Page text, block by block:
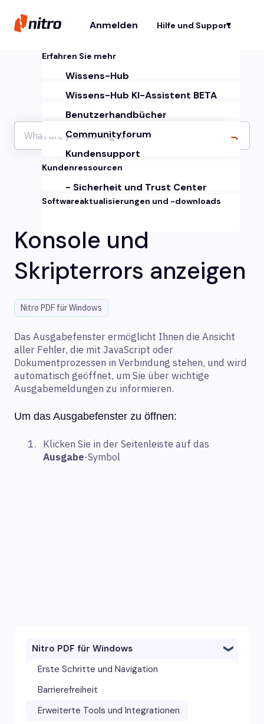
Anmelden Hilfe und Support
Erfahren Sie mehr
Wissens-Hub
Wissens-Hub KI-Assistent BETA
Benutzerhandbücher
Communityforum
Kundensupport
Kundenressourcen
- Sicherheit und Trust Center
Softwareaktualisierungen und -downloads
Konsole und
Skripterrors anzeigen
Nitro PDF für Windows
Das Ausgabefenster ermöglicht Ihnen die Ansicht
aller Fehler, die mit JavaScript oder
Dokumentprozessen in Verbindung stehen, und wird
automatisch geöffnet, um Sie über wichtige
Ausgabemeldungen zu informieren.
Um das Ausgabefenster zu öffnen:
Klicken Sie in der Seitenleiste auf das
Ausgabe-Symbol
Nitro PDF für Windows
Erste Schritte und Navigation
Barrierefreiheit
Erweiterte Tools und Integrationen